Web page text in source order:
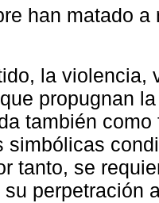
han matado a
la violencia,
propugnan
también
simbólicas
tanto, se
perpetración